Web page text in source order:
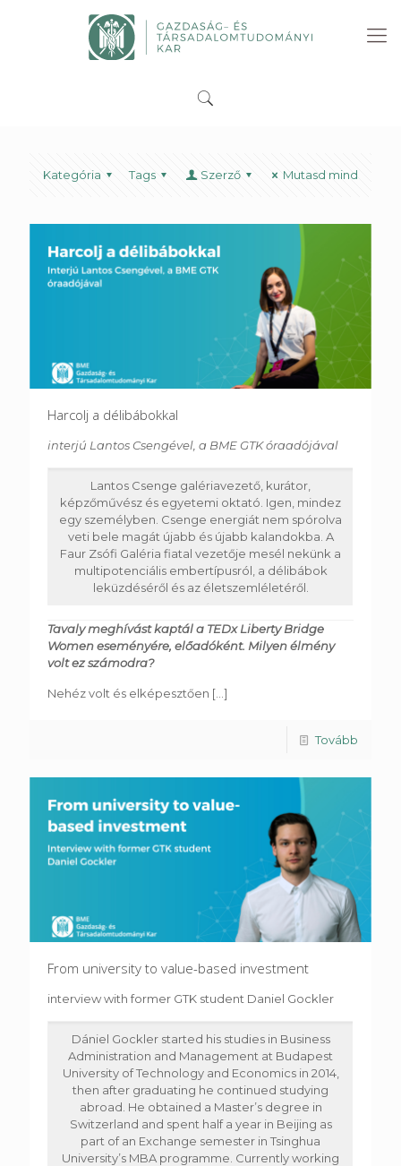
Kategória Tags Szerző Mutasd mind
Harcolj a délibábokkal
interjú Lantos Csengével, a BME GTK óraadójával
Lantos Csenge galériavezető, kurátor,
képzőművész és egyetemi oktató. Igen, mindez
egy személyben. Csenge energiát nem spórolva
veti bele magát újabb és újabb kalandokba. A
Faur Zsófi Galéria fiatal vezetője mesél nekünk a
multipotenciális embertípusról, a délibábok
leküzdéséről és az életszemléletéről.
Tavaly meghívást kaptál a TEDx Liberty Bridge
Women eseményére, előadóként. Milyen élmény
volt ez számodra?
Nehéz volt és elképesztően [...]
Tovább
From university to value-based investment
interview with former GTK student Daniel Gockler
Dániel Gockler started his studies in Business
Administration and Management at Budapest
University of Technology and Economics in 2014,
then after graduating he continued studying
abroad. He obtained a Master’s degree in
Switzerland and spent half a year in Beijing as
part of an Exchange semester in Tsinghua
University’s MBA programme. Currently working